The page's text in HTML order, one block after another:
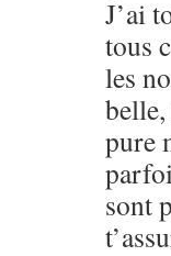
J’ai
tous
les
pure
sont